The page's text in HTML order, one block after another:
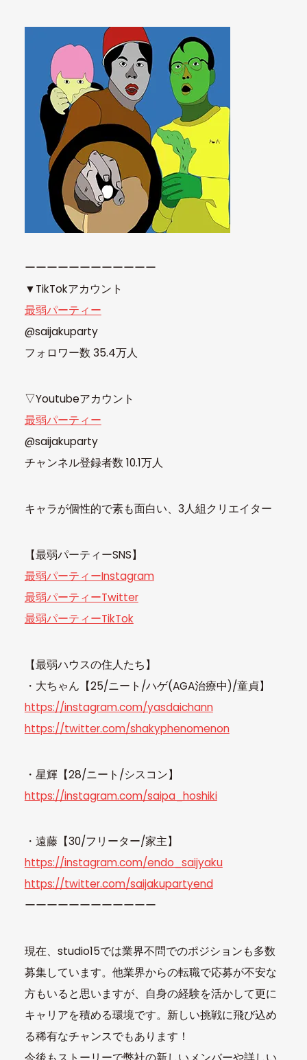
ーーーーーーーーーーーー
▼TikTokアカウント
最弱パーティー
@saijakuparty
フォロワー数 35.4万人
▽Youtubeアカウント
最弱パーティー
@saijakuparty
チャンネル登録者数 10.1万人
キャラが個性的で素も面白い、3人組クリエイター
【最弱パーティーSNS】
最弱パーティーInstagram
最弱パーティーTwitter
最弱パーティーTikTok
【最弱ハウスの住人たち】
・大ちゃん【25/ニート/ハゲ(AGA治療中)/童貞】
https://instagram.com/yasdaichann
https://twitter.com/shakyphenomenon
・星輝【28/ニート/シスコン】
https://instagram.com/saipa_hoshiki
・遠藤【30/フリーター/家主】
https://instagram.com/endo_saijyaku
https://twitter.com/saijakupartyend
ーーーーーーーーーーーー
現在、studio15では業界不問でのポジションも多数
募集しています。他業界からの転職で応募が不安な
方もいると思いますが、自身の経験を活かして更に
キャリアを積める環境です。新しい挑戦に飛び込め
る稀有なチャンスでもあります！